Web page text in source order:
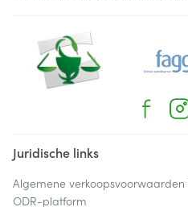
Juridische links
Algemene verkoopsvoorwaarden
ODR-platform